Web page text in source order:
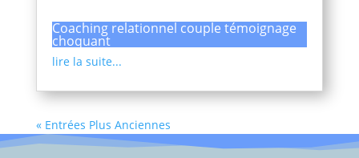
Coaching relationnel couple témoignage
choquant
lire la suite...
« Entrées Plus Anciennes